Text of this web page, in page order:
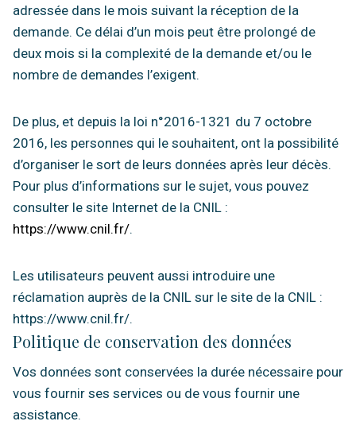
adressée dans le mois suivant la réception de la
demande. Ce délai d’un mois peut être prolongé de
deux mois si la complexité de la demande et/ou le
nombre de demandes l’exigent.
De plus, et depuis la loi n°2016-1321 du 7 octobre
2016, les personnes qui le souhaitent, ont la possibilité
d’organiser le sort de leurs données après leur décès.
Pour plus d’informations sur le sujet, vous pouvez
consulter le site Internet de la CNIL :
https://www.cnil.fr/.
Les utilisateurs peuvent aussi introduire une
réclamation auprès de la CNIL sur le site de la CNIL :
https://www.cnil.fr/.
Politique de conservation des données
Vos données sont conservées la durée nécessaire pour
vous fournir ses services ou de vous fournir une
assistance.